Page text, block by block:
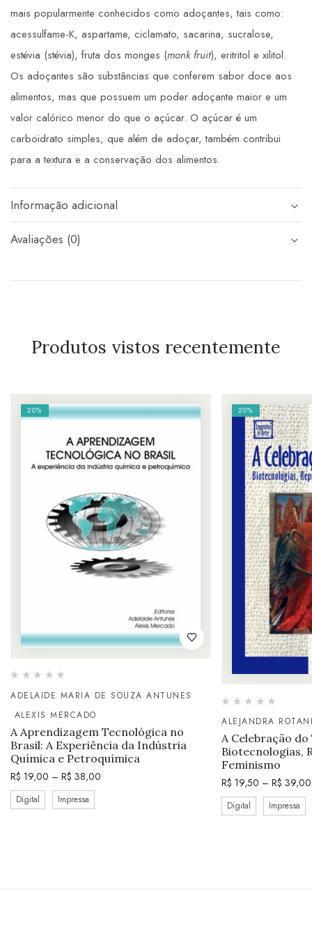
mais popularmente conhecidos como adoçantes, tais como:
acessulfame-K, aspartame, ciclamato, sacarina, sucralose,
estévia (stévia), fruta dos monges (monk fruit), eritritol e xilitol.
Os adoçantes são substâncias que conferem sabor doce aos
alimentos, mas que possuem um poder adoçante maior e um
valor calórico menor do que o açúcar. O açúcar é um
carboidrato simples, que além de adoçar, também contribui
para a textura e a conservação dos alimentos.
Informação adicional
Avaliações (0)
Produtos vistos recentemente
20%
ADELAIDE MARIA DE SOUZA ANTUNES
ALEXIS MERCADO
A Aprendizagem Tecnológica no
Brasil: A Experiência da Indústria
Química e Petroquímica
R$ 19,00 – R$ 38,00
Digital Impressa
20%
ALEJANDRA
A Celebração
Biotecnologias,
Feminismo
R$ 19,50 – R$ 39,00
Digital Impressa